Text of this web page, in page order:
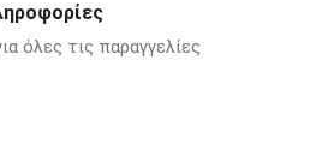
όλες τις παραγγελίες